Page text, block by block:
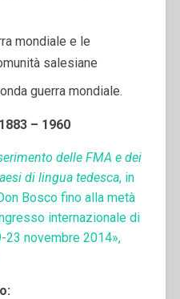
mondiale e le
salesiane
guerra mondiale.
– 1960
delle FMA e dei
di lingua tedesca, in
Bosco fino alla metà
internazionale di
23 novembre 2014»,